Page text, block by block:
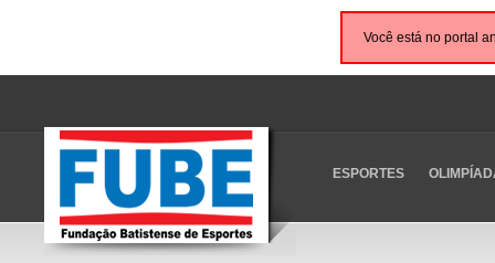
Você está no portal
ESPORTES